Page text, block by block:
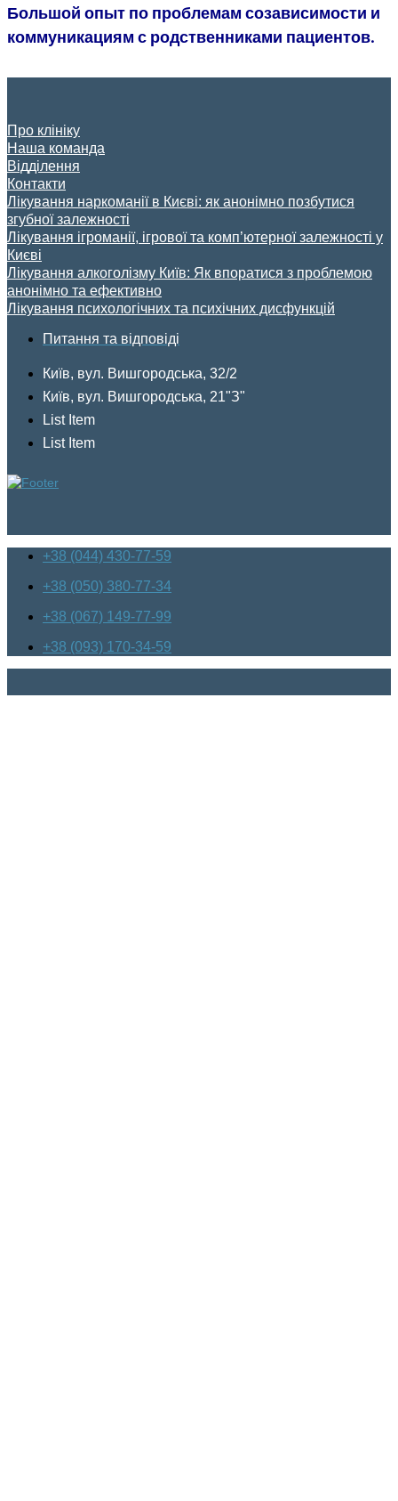
Большой опыт по проблемам созависимости и
коммуникациям с родственниками пациентов.
Про клініку
Наша команда
Відділення
Контакти
Лікування наркоманії в Києві: як анонімно позбутися
згубної залежності
Лікування ігроманії, ігрової та комп’ютерної залежності у
Києві
Лікування алкоголізму Київ: Як впоратися з проблемою
анонімно та ефективно
Лікування психологічних та психічних дисфункцій
Питання та відповіді
Київ, вул. Вишгородська, 32/2
Київ, вул. Вишгородська, 21"З"
List Item
List Item
+38 (044) 430-77-59
+38 (050) 380-77-34
+38 (067) 149-77-99
+38 (093) 170-34-59